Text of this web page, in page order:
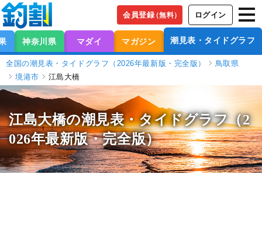
会員登録（無料） ログイン
神奈川県 マダイ マガジン 潮見表・タイドグラフ
全国の潮見表・タイドグラフ（2026年最新版・完全版）
鳥取県
境港市
江島大橋
江島大橋の潮見表・タイドグラフ（2
026年最新版・完全版）